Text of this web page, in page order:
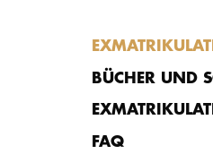
BÜCHER UND
FAQ